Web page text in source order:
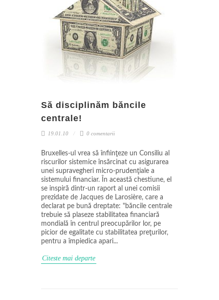
Să disciplinăm băncile
centrale!
19.01.10 0 comentarii
Bruxelles-ul vrea să înfiinţeze un Consiliu al
riscurilor sistemice însărcinat cu asigurarea
unei supravegheri micro-prudenţiale a
sistemului financiar. În această chestiune, el
se inspiră dintr-un raport al unei comisii
prezidate de Jacques de Larosière, care a
declarat pe bună dreptate: "băncile centrale
trebuie să plaseze stabilitatea financiară
mondială în centrul preocupărilor lor, pe
picior de egalitate cu stabilitatea preţurilor,
pentru a împiedica apari...
Citeste mai departe